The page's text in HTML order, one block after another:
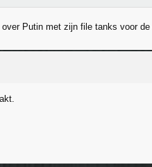
Putin met zijn file tanks voor